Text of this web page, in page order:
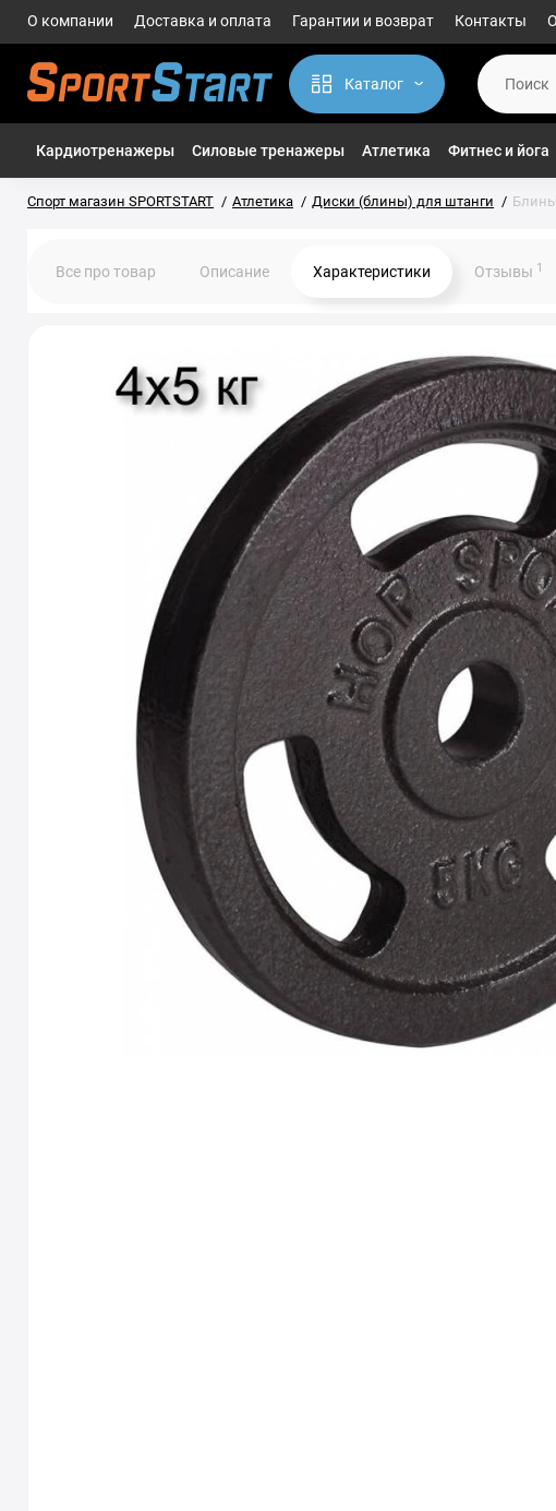
О компании Доставка и оплата Гарантии и возврат Контакты
Каталог
Кардиотренажеры Силовые тренажеры Атлетика Фитнес и йога
Спорт магазин SPORTSTART Атлетика Диски (блины) для штанги
Все про товар Описание Характеристики Отзывы 1